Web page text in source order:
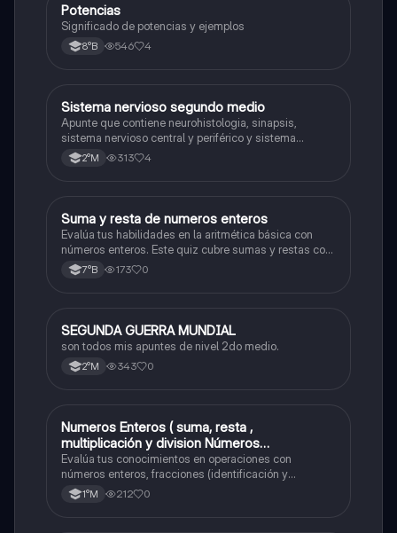
Matemáticas
Potencias
Significado de potencias y ejemplos
8°B 546 4
Biología
Sistema nervioso segundo medio
Apunte que contiene neurohistologia, sinapsis,
sistema nervioso central y periférico y sistema
endocrino
2°M 313 4
SMatemáticas
Suma y resta de numeros enteros
Evalúa tus habilidades en la aritmética básica con
números enteros. Este quiz cubre sumas y restas con
números positivos y negativos.
7°B 173 0
Historia
SEGUNDA GUERRA MUNDIAL
son todos mis apuntes de nivel 2do medio.
2°M 343 0
Matemáticas
Numeros Enteros ( suma, resta ,
multiplicación y division Números
Fraccionarios si es Propia o Impropia o mixto
( suma , resta , multiplicación y división)
Porcentaje ( fracción, porcentual y decimal).
Evalúa tus conocimientos en operaciones con
números enteros, fracciones (identificación y
operaciones) y conversiones de porcentajes (fracción,
decimal y viceversa).
1°M 212 0